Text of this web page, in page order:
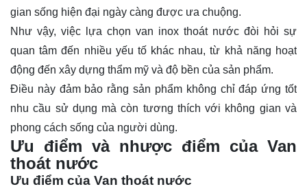
gian sống hiện đại ngày càng được ưa chuộng.
Như vậy, việc lựa chọn van inox thoát nước đòi hỏi sự
quan tâm đến nhiều yếu tố khác nhau, từ khả năng hoạt
động đến xây dựng thẩm mỹ và độ bền của sản phẩm.
Điều này đảm bảo rằng sản phẩm không chỉ đáp ứng tốt
nhu cầu sử dụng mà còn tương thích với không gian và
phong cách sống của người dùng.
Ưu điểm và nhược điểm của Van
thoát nước
Ưu điểm của Van thoát nước